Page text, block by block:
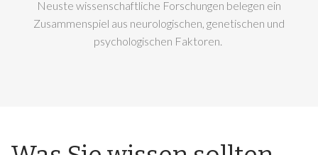
Neuste wissenschaftliche Forschungen belegen ein
Zusammenspiel aus neurologischen, genetischen und
psychologischen Faktoren.